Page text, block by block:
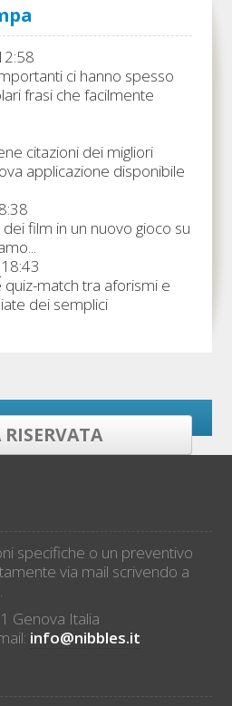
ci hanno spesso
frasi che facilmente
citazioni dei migliori
applicazione disponibile
film in un nuovo gioco su
18:43
match tra aforismi e
dei semplici
RISERVATA
specifiche o un preventivo
via mail scrivendo a
.
Genova Italia
info@nibbles.it